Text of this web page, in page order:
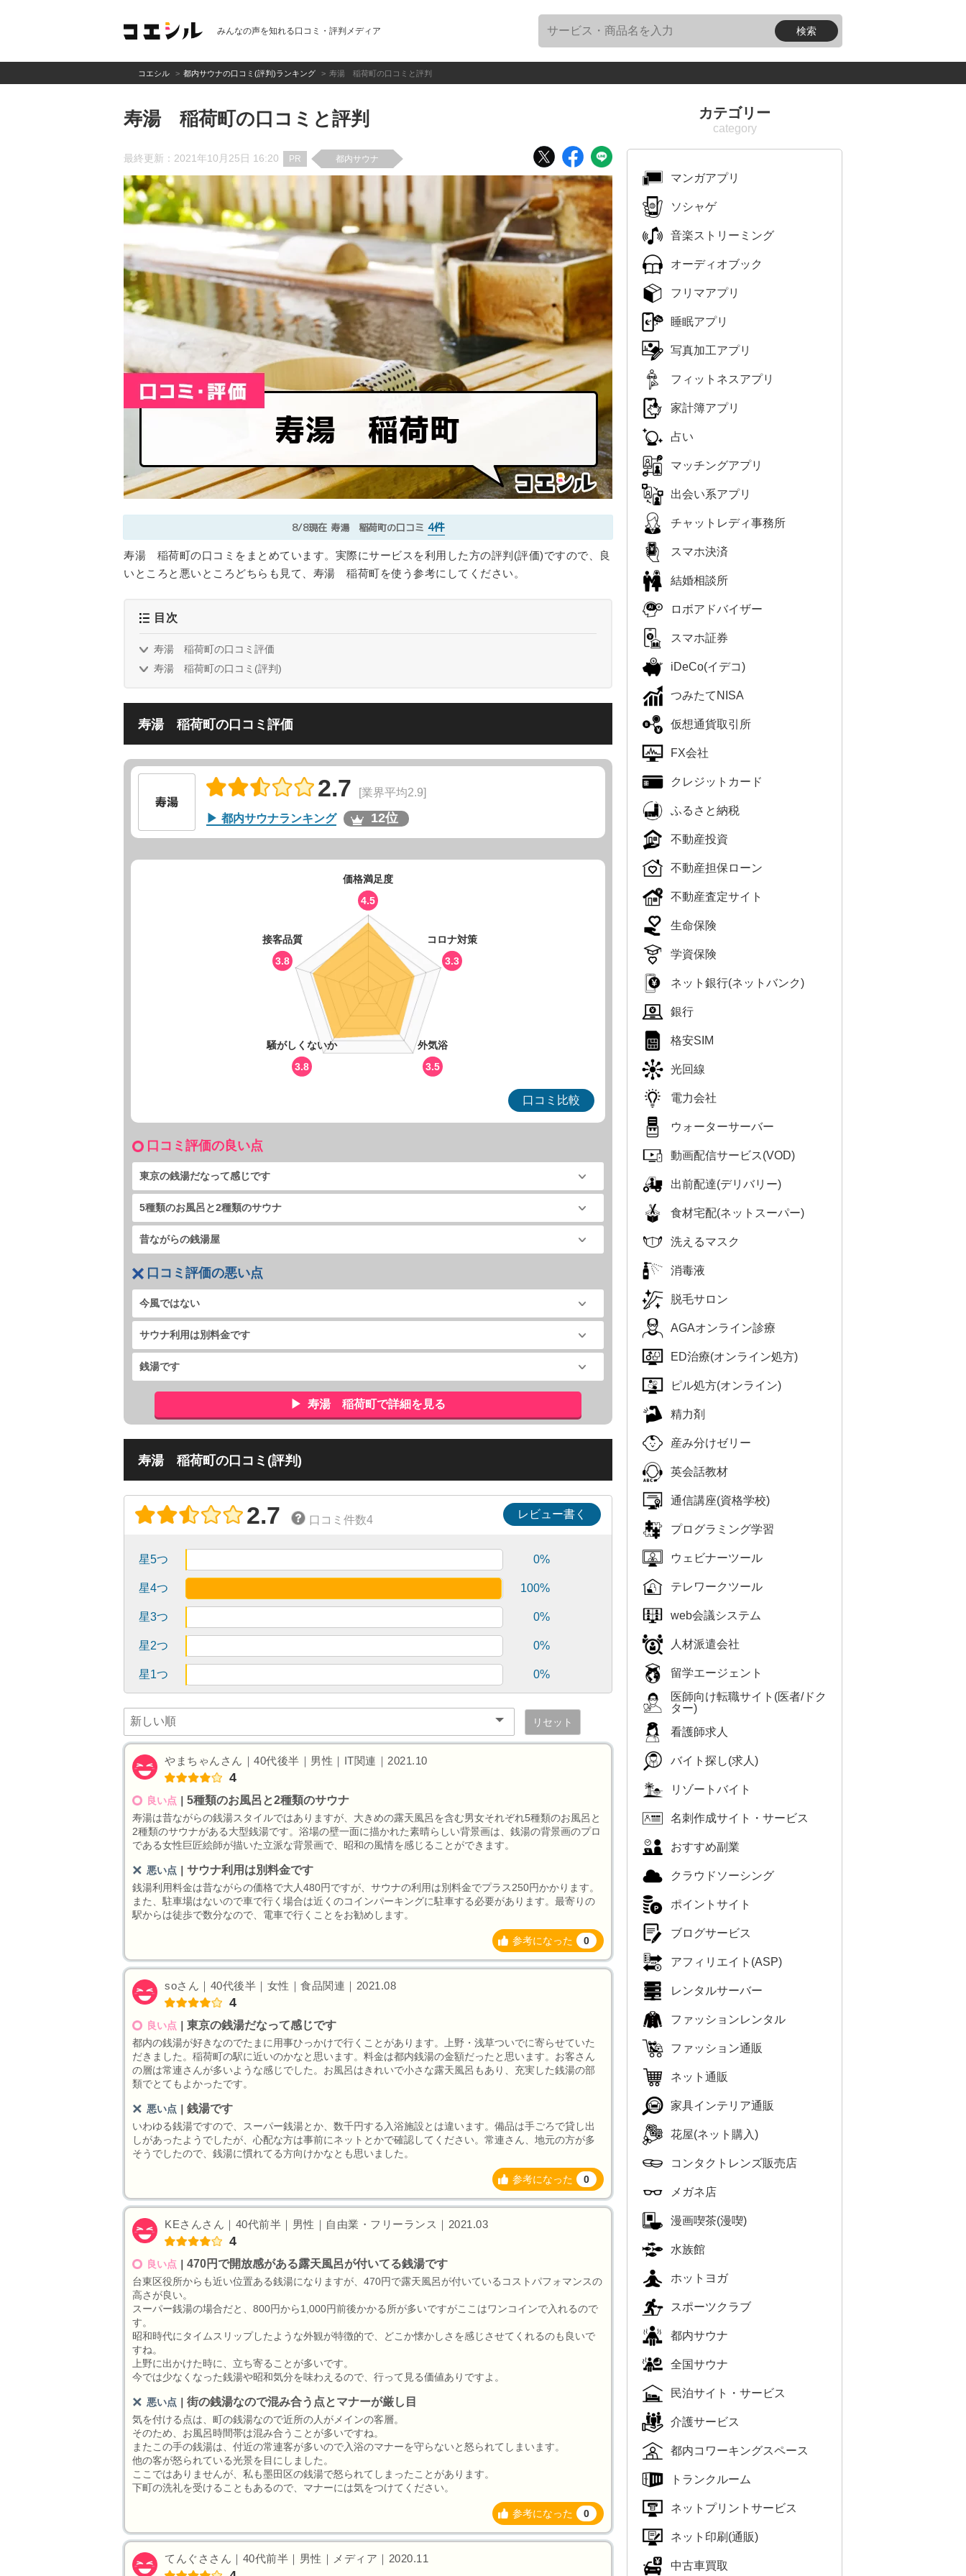
みんなの声を知れる口コミ・評判メディア
コエシル 都内サウナの口コミ(評判)ランキング 寿湯 稲荷町の口コミと評判
寿湯 稲荷町の口コミと評判
最終更新：2021年10月25日 16:20 PR 都内サウナ
8/8現在 寿湯 稲荷町の口コミ 4件
寿湯 稲荷町の口コミをまとめています。実際にサービスを利用した方の評判(評価)ですので、良
いところと悪いところどちらも見て、寿湯 稲荷町を使う参考にしてください。
目次
寿湯 稲荷町の口コミ評価
寿湯 稲荷町の口コミ(評判)
寿湯 稲荷町の口コミ評価
2.7 [業界平均2.9]
都内サウナランキング 12位
価格満足度
4.5
コロナ対策
3.3
外気浴
3.5
騒がしくないか
3.8
接客品質
3.8
口コミ比較
口コミ評価の良い点
東京の銭湯だなって感じです
5種類のお風呂と2種類のサウナ
昔ながらの銭湯屋
口コミ評価の悪い点
今風ではない
サウナ利用は別料金です
銭湯です
寿湯 稲荷町で詳細を見る
寿湯 稲荷町の口コミ(評判)
2.7 口コミ件数4 レビュー書く
星5つ 0%
星4つ 100%
星3つ 0%
星2つ 0%
星1つ 0%
リセット
やまちゃんさん｜40代後半｜男性｜IT関連｜2021.10
4
良い点 5種類のお風呂と2種類のサウナ
寿湯は昔ながらの銭湯スタイルではありますが、大きめの露天風呂を含む男女それぞれ5種類のお風呂と
2種類のサウナがある大型銭湯です。浴場の壁一面に描かれた素晴らしい背景画は、銭湯の背景画のプロ
である女性巨匠絵師が描いた立派な背景画で、昭和の風情を感じることができます。
悪い点 サウナ利用は別料金です
銭湯利用料金は昔ながらの価格で大人480円ですが、サウナの利用は別料金でプラス250円かかります。
また、駐車場はないので車で行く場合は近くのコインパーキングに駐車する必要があります。最寄りの
駅からは徒歩で数分なので、電車で行くことをお勧めします。
参考になった 0
soさん｜40代後半｜女性｜食品関連｜2021.08
4
良い点 東京の銭湯だなって感じです
都内の銭湯が好きなのでたまに用事ひっかけで行くことがあります。上野・浅草ついでに寄らせていた
だきました。稲荷町の駅に近いのかなと思います。料金は都内銭湯の金額だったと思います。お客さん
の層は常連さんが多いような感じでした。お風呂はきれいで小さな露天風呂もあり、充実した銭湯の部
類でとてもよかったです。
悪い点 銭湯です
いわゆる銭湯ですので、スーパー銭湯とか、数千円する入浴施設とは違います。備品は手ごろで貸し出
しがあったようでしたが、心配な方は事前にネットとかで確認してください。常連さん、地元の方が多
そうでしたので、銭湯に慣れてる方向けかなとも思いました。
参考になった 0
KEさんさん｜40代前半｜男性｜自由業・フリーランス｜2021.03
4
良い点 470円で開放感がある露天風呂が付いてる銭湯です
台東区役所からも近い位置ある銭湯になりますが、470円で露天風呂が付いているコストパフォマンスの
高さが良い。
スーパー銭湯の場合だと、800円から1,000円前後かかる所が多いですがここはワンコインで入れるので
す。
昭和時代にタイムスリップしたような外観が特徴的で、どこか懐かしさを感じさせてくれるのも良いで
すね。
上野に出かけた時に、立ち寄ることが多いです。
今では少なくなった銭湯や昭和気分を味わえるので、行って見る価値ありですよ。
悪い点 街の銭湯なので混み合う点とマナーが厳し目
気を付ける点は、町の銭湯なので近所の人がメインの客層。
そのため、お風呂時間帯は混み合うことが多いですね。
またこの手の銭湯は、付近の常連客が多いので入浴のマナーを守らないと怒られてしまいます。
他の客が怒られている光景を目にしました。
ここではありませんが、私も墨田区の銭湯で怒られてしまったことがあります。
下町の洗礼を受けることもあるので、マナーには気をつけてください。
参考になった 0
てんぐささん｜40代前半｜男性｜メディア｜2020.11
カテゴリー
マンガアプリ
ソシャゲ
音楽ストリーミング
オーディオブック
フリマアプリ
睡眠アプリ
写真加工アプリ
フィットネスアプリ
家計簿アプリ
占い
マッチングアプリ
出会い系アプリ
チャットレディ事務所
スマホ決済
結婚相談所
ロボアドバイザー
スマホ証券
iDeCo(イデコ)
つみたてNISA
仮想通貨取引所
FX会社
クレジットカード
ふるさと納税
不動産投資
不動産担保ローン
不動産査定サイト
生命保険
学資保険
ネット銀行(ネットバンク)
銀行
格安SIM
光回線
電力会社
ウォーターサーバー
動画配信サービス(VOD)
出前配達(デリバリー)
食材宅配(ネットスーパー)
洗えるマスク
消毒液
脱毛サロン
AGAオンライン診療
ED治療(オンライン処方)
ピル処方(オンライン)
精力剤
産み分けゼリー
英会話教材
通信講座(資格学校)
プログラミング学習
ウェビナーツール
テレワークツール
web会議システム
人材派遣会社
留学エージェント
医師向け転職サイト(医者/ドク
ター)
看護師求人
バイト探し(求人)
リゾートバイト
名刺作成サイト・サービス
おすすめ副業
クラウドソーシング
ポイントサイト
ブログサービス
アフィリエイト(ASP)
レンタルサーバー
ファッションレンタル
ファッション通販
ネット通販
家具インテリア通販
花屋(ネット購入)
コンタクトレンズ販売店
メガネ店
漫画喫茶(漫喫)
水族館
ホットヨガ
スポーツクラブ
都内サウナ
全国サウナ
民泊サイト・サービス
介護サービス
都内コワーキングスペース
トランクルーム
ネットプリントサービス
ネット印刷(通販)
中古車買取